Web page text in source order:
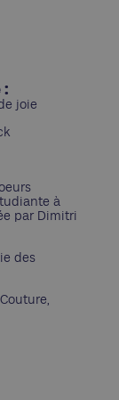
:
joie
à
par Dimitri
des